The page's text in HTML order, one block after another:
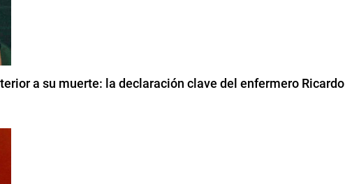
a su muerte: la declaración clave del enfermero Ricardo